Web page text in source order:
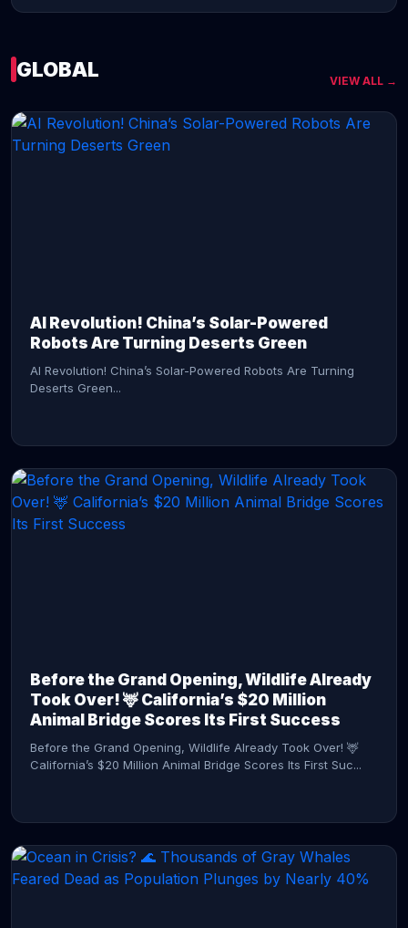
GLOBAL VIEW ALL →
AI Revolution! China’s Solar-Powered
Robots Are Turning Deserts Green
AI Revolution! China’s Solar-Powered Robots Are Turning
Deserts Green...
Before the Grand Opening, Wildlife Already
Took Over! 🦌 California’s $20 Million
Animal Bridge Scores Its First Success
Before the Grand Opening, Wildlife Already Took Over! 🦌
California’s $20 Million Animal Bridge Scores Its First Suc...